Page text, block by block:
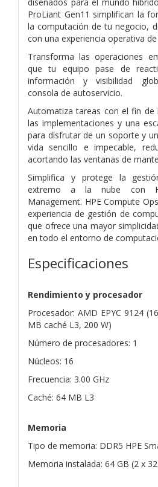
ProLiant Gen11 simplifican la
la computación de tu negocio,
con una experiencia operativa
Transforma las operaciones
que tu equipo pase de
información y visibilidad
consola de autoservicio.
Automatiza tareas con el fin de
las implementaciones y una
para disfrutar de un soporte y
vida sencillo e impecable,
acortando las ventanas de
Simplifica y protege la
extremo a la nube con
Management. HPE Compute
experiencia de gestión de
que ofrece una mayor
en todo el entorno de
Especificaciones
Rendimiento y procesador
Procesador: AMD EPYC 9124
MB caché L3, 200 W)
Número de procesadores: 1
Núcleos: 16
Frecuencia: 3.00 GHz
Caché: 64 MB L3
Memoria
Tipo de memoria: DDR5 HPE
Memoria instalada: 64 GB (2 x